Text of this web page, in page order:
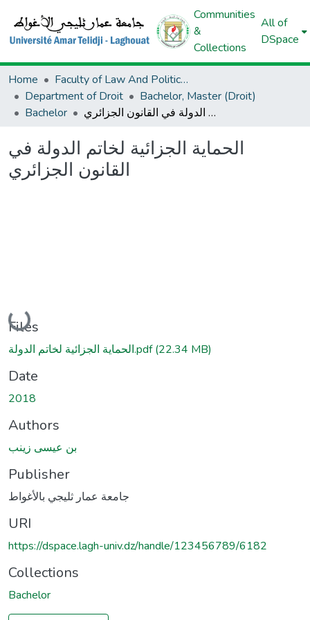
Communities
&
Collections
All of
DSpace
Home
Faculty of Law And Political Science
Department of Droit
Bachelor, Master (Droit)
Bachelor
الحماية الجزائية لخاتم الدولة في القانون الجزائري
الحماية الجزائية لخاتم الدولة في
القانون الجزائري
Loading...
Files
الحماية الجزائية لخاتم الدولة.pdf(22.34 MB)
Date
2018
Authors
بن عيسى زينب
Publisher
جامعة عمار ثليجي بالأغواط
URI
https://dspace.lagh-univ.dz/handle/123456789/6182
Collections
Bachelor